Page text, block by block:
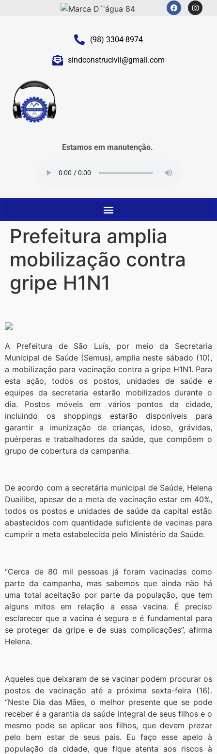
(98) 3304-8974
sindconstrucivil@gmail.com
Estamos em manutenção.
Prefeitura amplia
mobilização contra
gripe H1N1
A Prefeitura de São Luís, por meio da Secretaria
Municipal de Saúde (Semus), amplia neste sábado (10),
a mobilização para vacinação contra a gripe H1N1. Para
esta ação, todos os postos, unidades de saúde e
equipes da secretaria estarão mobilizados durante o
dia. Postos móveis em vários pontos da cidade,
incluindo os shoppings estarão disponíveis para
garantir a imunização de crianças, idoso, grávidas,
puérperas e trabalhadores da saúde, que compõem o
grupo de cobertura da campanha.
De acordo com a secretária municipal de Saúde, Helena
Duailibe, apesar de a meta de vacinação estar em 40%,
todos os postos e unidades de saúde da capital estão
abastecidos com quantidade suficiente de vacinas para
cumprir a meta estabelecida pelo Ministério da Saúde.
“Cerca de 80 mil pessoas já foram vacinadas como
parte da campanha, mas sabemos que ainda não há
uma total aceitação por parte da população, que tem
alguns mitos em relação a essa vacina. É preciso
esclarecer que a vacina é segura e é fundamental para
se proteger da gripe e de suas complicações”, afirma
Helena.
Aqueles que deixaram de se vacinar podem procurar os
postos de vacinação até a próxima sexta-feira (16).
“Neste Dia das Mães, o melhor presente que se pode
receber é a garantia da saúde integral de seus filhos e o
mesmo pode se aplicar aos filhos, que devem prezar
pelo bem estar de seus pais. Eu faço esse apelo à
população da cidade, que fique atenta aos riscos à